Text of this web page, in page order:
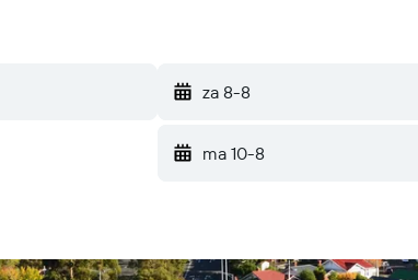
za 8-8
ma 10-8